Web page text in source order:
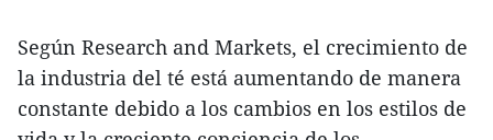
Según Research and Markets, el crecimiento de
la industria del té está aumentando de manera
constante debido a los cambios en los estilos de